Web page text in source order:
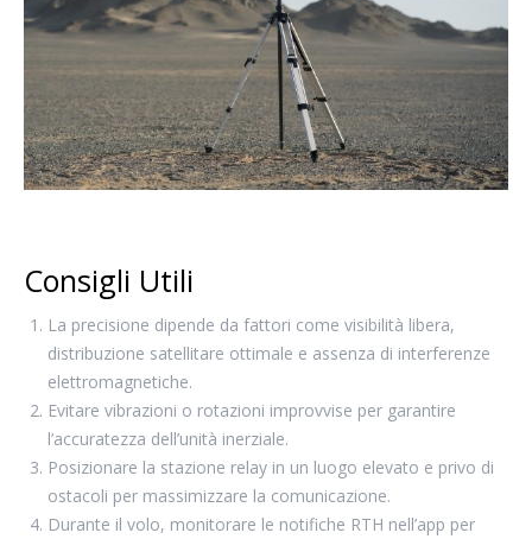
Consigli Utili
La precisione dipende da fattori come visibilità libera,
distribuzione satellitare ottimale e assenza di interferenze
elettromagnetiche.
Evitare vibrazioni o rotazioni improvvise per garantire
l’accuratezza dell’unità inerziale.
Posizionare la stazione relay in un luogo elevato e privo di
ostacoli per massimizzare la comunicazione.
Durante il volo, monitorare le notifiche RTH nell’app per